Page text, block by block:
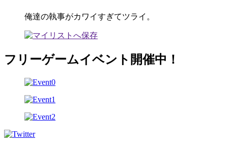
俺達の執事がカワイすぎてツライ。
フリーゲームイベント開催中！